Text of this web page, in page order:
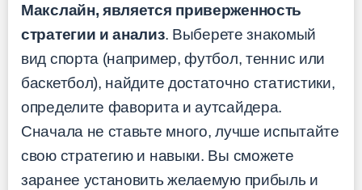
Макслайн, является приверженность
стратегии и анализ. Выберете знакомый
вид спорта (например, футбол, теннис или
баскетбол), найдите достаточно статистики,
определите фаворита и аутсайдера.
Сначала не ставьте много, лучше испытайте
свою стратегию и навыки. Вы сможете
заранее установить желаемую прибыль и